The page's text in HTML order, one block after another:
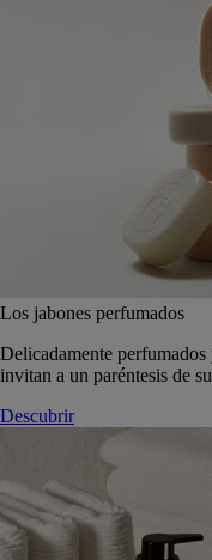
Los jabones perfumados
Delicadamente
invitan a un paréntesis de
Descubrir